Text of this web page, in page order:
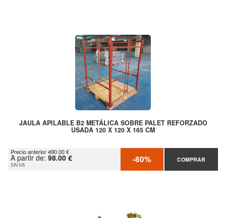
JAULA APILABLE B2 METÁLICA SOBRE PALET REFORZADO
USADA 120 X 120 X 165 CM
Precio anterior 490.00 €
A partir de: 98.00 €
SIN IVA -80% COMPRAR